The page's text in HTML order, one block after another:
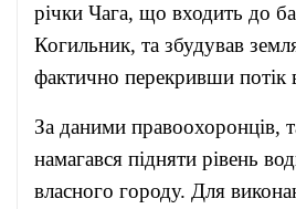
річки Чага, що входить до
Когильник, та збудував
фактично перекривши потік
За даними правоохоронців,
намагався підняти рівень
власного городу. Для